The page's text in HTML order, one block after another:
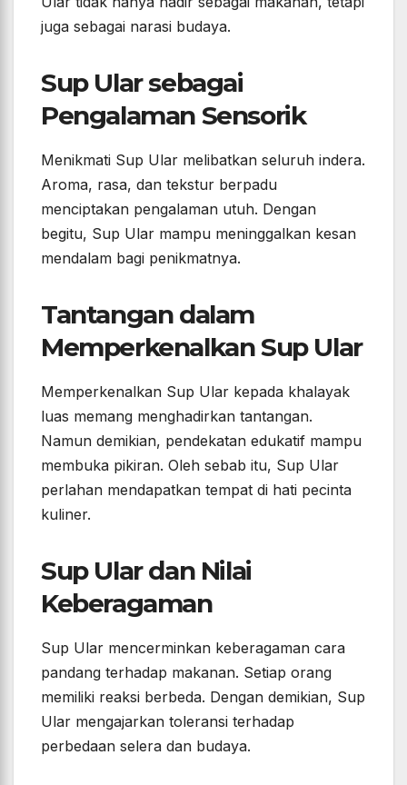
juga sebagai narasi budaya.
Sup Ular sebagai
Pengalaman Sensorik
Menikmati Sup Ular melibatkan seluruh indera.
Aroma, rasa, dan tekstur berpadu
menciptakan pengalaman utuh. Dengan
begitu, Sup Ular mampu meninggalkan kesan
mendalam bagi penikmatnya.
Tantangan dalam
Memperkenalkan Sup Ular
Memperkenalkan Sup Ular kepada khalayak
luas memang menghadirkan tantangan.
Namun demikian, pendekatan edukatif mampu
membuka pikiran. Oleh sebab itu, Sup Ular
perlahan mendapatkan tempat di hati pecinta
kuliner.
Sup Ular dan Nilai
Keberagaman
Sup Ular mencerminkan keberagaman cara
pandang terhadap makanan. Setiap orang
memiliki reaksi berbeda. Dengan demikian, Sup
Ular mengajarkan toleransi terhadap
perbedaan selera dan budaya.